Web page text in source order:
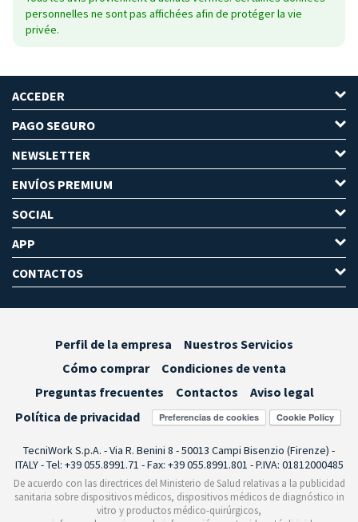
personnelles ne sont pas affichées afin de protéger la vie
privée.
ACCEDER
PAGO SEGURO
NEWSLETTER
ENVÍOS PREMIUM
SOCIAL
APP
CONTACTOS
Perfil de la empresa
Nuestros Servicios
Cómo comprar
Condiciones de venta
Preguntas frecuentes
Contactos
Aviso legal
Política de privacidad
Preferencias de cookies
TecniWork S.p.A. - Via R. Benini 8 - 50013 Campi Bisenzio (Firenze) -
ITALY - Tel: +39 055.8991.71 - Fax: +39 055.8991.801 - P.IVA: 01812000485
De acuerdo con las directrices del Ministerio de Salud relativas a la publicidad
sanitaria sobre dispositivos médicos, dispositivos médicos de diagnóstico in
vitro y productos médico-quirúrgicos,